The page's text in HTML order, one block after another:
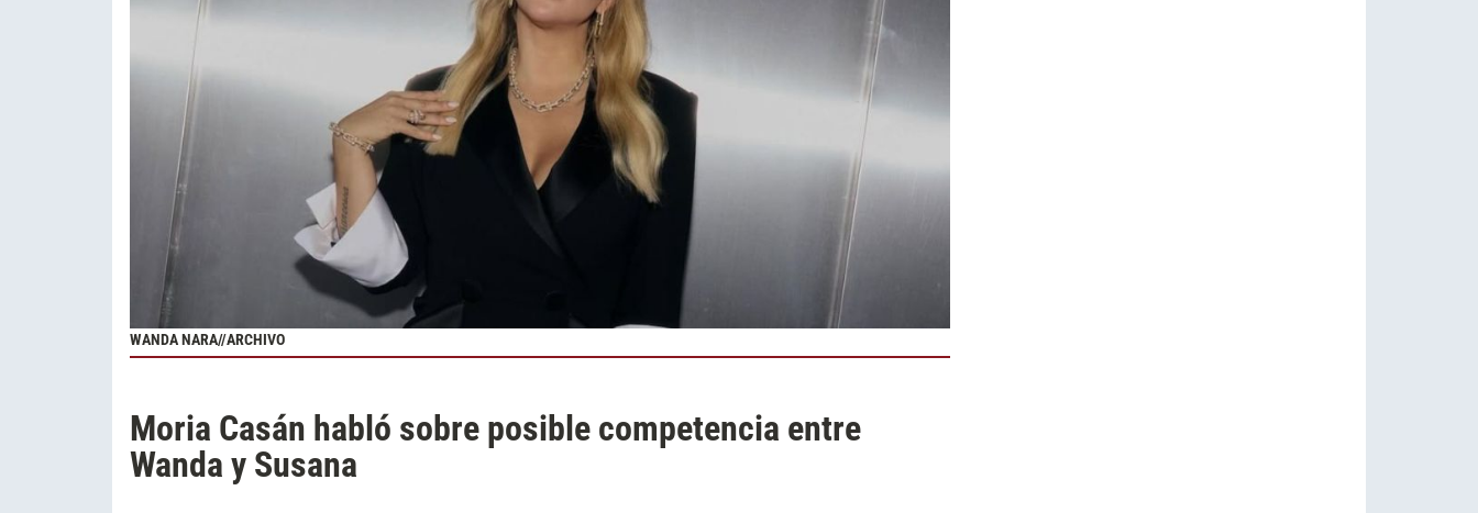
WANDA NARA//ARCHIVO
Moria Casán habló sobre posible competencia entre
Wanda y Susana